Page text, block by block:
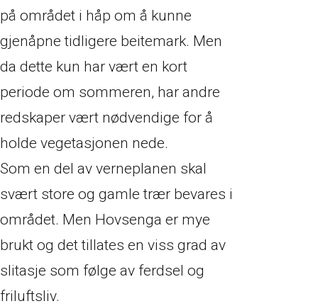
på området i håp om å kunne
gjenåpne tidligere beitemark. Men
da dette kun har vært en kort
periode om sommeren, har andre
redskaper vært nødvendige for å
holde vegetasjonen nede.
Som en del av verneplanen skal
svært store og gamle trær bevares i
området. Men Hovsenga er mye
brukt og det tillates en viss grad av
slitasje som følge av ferdsel og
friluftsliv.